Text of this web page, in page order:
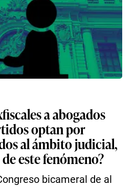
a abogados
optan por
al ámbito judicial,
este fenómeno?
bicameral de al